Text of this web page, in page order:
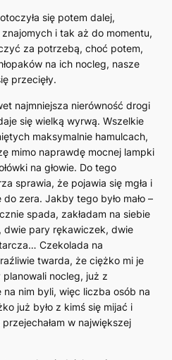
się potem dalej,
i tak aż do momentu,
za potrzebą, choć potem,
na ich nocleg, nasze
przecięły.
najmniejsza nierówność drogi
się wielką wyrwą. Wszelkie
maksymalnie hamulcach,
mimo naprawdę mocnej lampki
na głowie. Do tego
sprawia, że pojawia się mgła i
zera. Jakby tego było mało –
spada, zakładam na siebie
dwie pary rękawiczek, dwie
Czekolada na
twarda, że ciężko mi je
nocleg, już z
nim byli, więc liczba osób na
już było z kimś się mijać i
przejechałam w największej